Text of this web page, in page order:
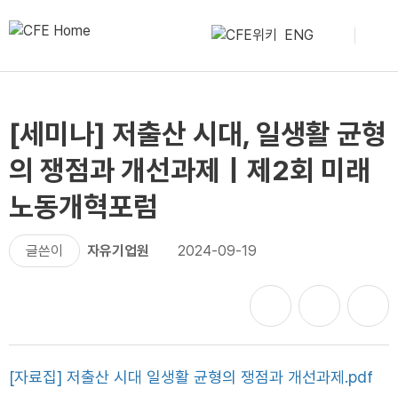
ENG
[세미나] 저출산 시대, 일생활 균형
의 쟁점과 개선과제｜제2회 미래
노동개혁포럼
글쓴이 자유기업원 2024-09-19
[자료집] 저출산 시대 일생활 균형의 쟁점과 개선과제.pdf